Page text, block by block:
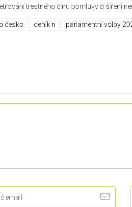
trestného činu pomluvy či šíření
česko deník n parlamentní volby